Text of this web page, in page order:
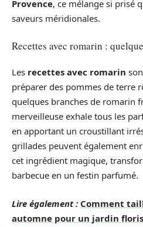
Provence, ce mélange si prisé
saveurs méridionales.
Recettes avec romarin :
Les recettes avec romarin
préparer des pommes de terre
quelques branches de romarin
merveilleuse exhale tous les
en apportant un croustillant
grillades peuvent également
cet ingrédient magique,
barbecue en un festin parfumé.
Lire également : Comment
automne pour un jardin